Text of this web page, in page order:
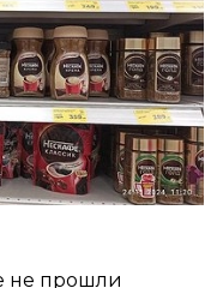
не прошли